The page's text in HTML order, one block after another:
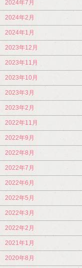
2024年7月
2024年2月
2024年1月
2023年12月
2023年11月
2023年10月
2023年3月
2023年2月
2022年11月
2022年9月
2022年8月
2022年7月
2022年6月
2022年5月
2022年3月
2022年2月
2021年1月
2020年8月